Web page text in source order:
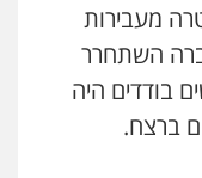
צווארון לבן והונאה
מעבירות
השתחרר
בודדים היה
ברצח.